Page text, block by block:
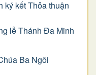
ký kết Thỏa thuận
lễ Thánh Đa Minh
Ba Ngôi